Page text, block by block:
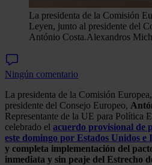
La presidenta de la Comisión
Leyen, junto al presidente del
António Costa.Alexandros
Ningún comentario
La presidenta de la Comisión Europea,
presidente del Consejo Europeo,
Representante de la UE para Política
celebrado el acuerdo provisional de
este domingo por Estados Unidos e
y completa implementación del
inmediata y sin peaje del Estrecho